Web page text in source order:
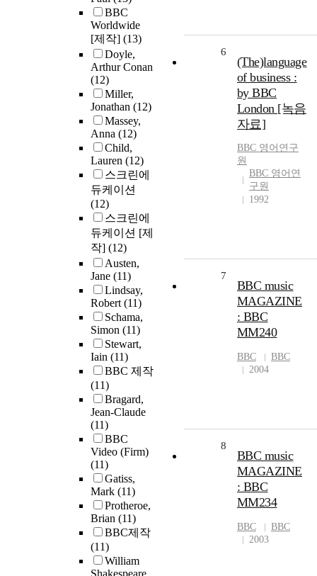
BBC
Worldwide
[제작] (13)
Doyle,
Arthur Conan
(12)
Miller,
Jonathan (12)
Massey,
Anna (12)
Child,
Lauren (12)
스크린에
듀케이션
(12)
스크린에
듀케이션 [제
작] (12)
Austen,
Jane (11)
Lindsay,
Robert(11)
Schama,
Simon (11)
Stewart,
Iain (11)
BBC 제작
(11)
Bragard,
Jean-Claude
(11)
BBC
Video (Firm)
(11)
Gatiss,
Mark (11)
Protheroe,
Brian (11)
BBC제작
(11)
William
6
(The)language
of business :
by BBC
London [녹음
자료]
BBC 영어연구
원
BBC 영어연
구원
1992
7
BBC music
MAGAZINE
: BBC
MM240
BBC
BBC
2004
8
BBC music
MAGAZINE
: BBC
MM234
BBC
BBC
2003